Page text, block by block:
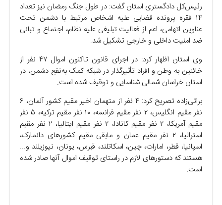
رئیس‌کل دادگستری استان گفت: در طول جنگ رمضان نیز تعداد
۱۴ فقره پرونده قضایی علیه اشخاص مرتبط با دشمن تحت
عناوین اتهامی، اعم از فعالیت تبلیغی علیه نظام، اجتماع و تبانی
ضد امنیت داخلی و خارجی تشکیل شد.
وی استان اظهار کرد: در اجرای قانون تاکنون اموال ۴۷ نفر از
خائنین به وطن و افراد تأثیرگذار در شبکه کمک به‌نفع دشمن، در
استان خراسان شمالی شناسایی و توقیف شده است.
براتی‌زاده تصریح کرد: ۴ نفر از متهمان اخیر مقیم کشور آلمان، ۶
نفر مقیم انگلیس، ۲ نفر مقیم فرانسه، ۱۰ نفر مقیم ترکیه، ۵ نفر
مقیم آمریکا، ۲ نفر مقیم کانادا، ۲ نفر مقیم ایتالیا، ۲ نفر مقیم
استرالیا، ۲ نفر مقیم عمان و مابقی مقیم کشور‌های دانمارک،
اسپانیا، قطر، امارات، چین، اسکاتلند، قبرس، یونان، نیوزیلند و...
هستند که دستور‌های لازم در راستای توقیف اموال آنها صادر شده
است.